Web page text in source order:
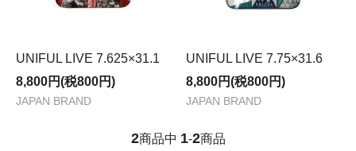
UNIFUL LIVE 7.625×31.1
8,800円(税800円)
JAPAN BRAND
UNIFUL LIVE 7.75×31.6
8,800円(税800円)
JAPAN BRAND
2商品中 1-2商品